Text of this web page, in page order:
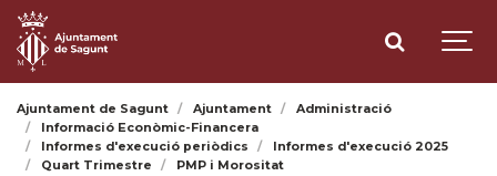
Ajuntament de Sagunt Ajuntament
Administració
Informació Econòmic-Financera
Informes d'execució periòdics
Informes d'execució 2025
Quart Trimestre
PMP i Morositat